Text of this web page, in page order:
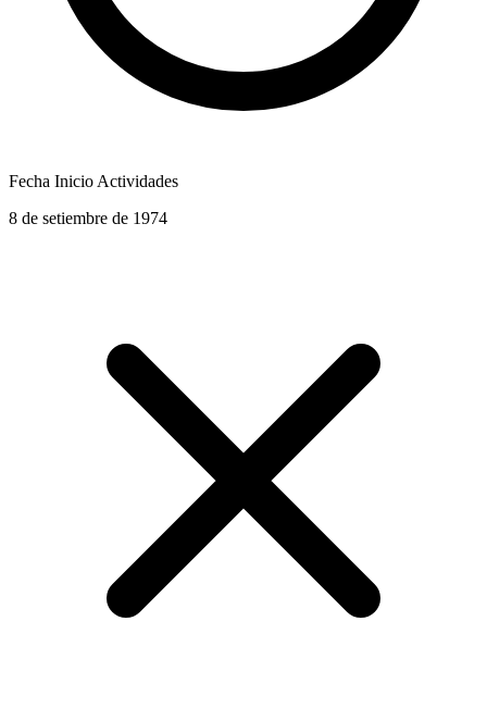
Fecha Inicio Actividades
8 de setiembre de 1974